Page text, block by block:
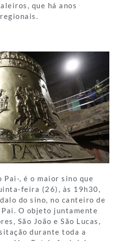
que há anos
Pai-, é o maior sino que
feira (26), às 19h30,
do sino, no canteiro de
Pai. O objeto juntamente
São João e São Lucas,
durante toda a